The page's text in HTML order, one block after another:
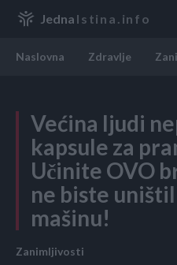
Jedna Istina.info
Naslovna Zdravlje
Većina ljudi
kapsule za
Učinite OVO
ne biste
mašinu!
Zanimljivosti